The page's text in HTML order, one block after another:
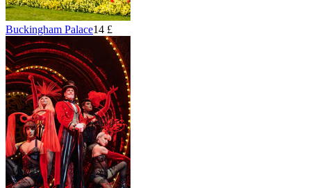
Buckingham Palace14 £